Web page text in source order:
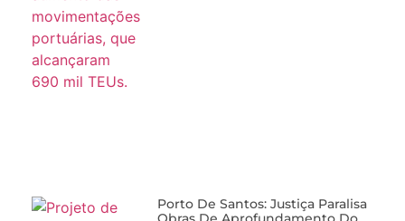
Porto De Santos: Justiça Paralisa